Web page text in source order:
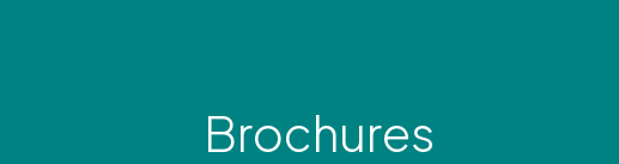
Brochures